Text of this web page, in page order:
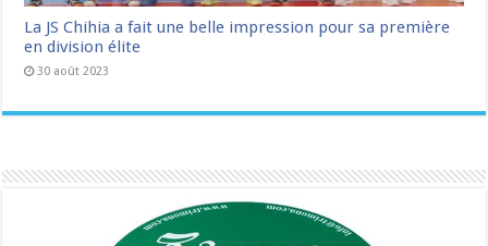
La JS Chihia a fait une belle impression pour sa première
en division élite
30 août 2023